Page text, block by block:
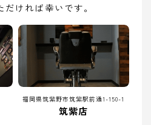
ければ幸いです。
福岡県筑紫野市筑紫駅前通1-150-1
筑紫店